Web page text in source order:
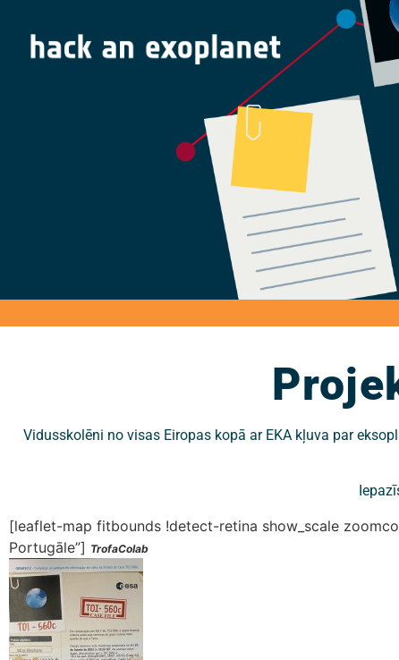
Vidusskolēni no visas Eiropas kopā ar EKA kļuva par
[leaflet-map fitbounds !detect-retina show_scale
Portugāle”] TrofaColab